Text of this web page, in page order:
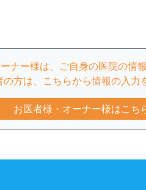
ナー様は、ご自身の医院の情
方は、こちらから情報の入力
お医者様・オーナー様はこち